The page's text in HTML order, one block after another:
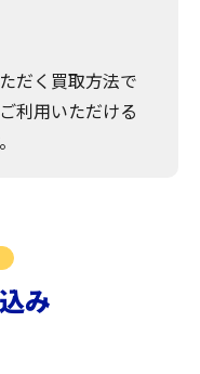
だく買取方法で
利用いただける
み